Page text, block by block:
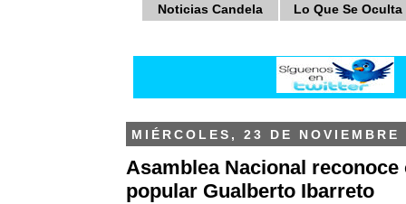
Noticias Candela Lo Que Se Oculta
MIÉRCOLES, 23 DE NOVIEMBRE
Asamblea Nacional
popular Gualberto Ibarreto